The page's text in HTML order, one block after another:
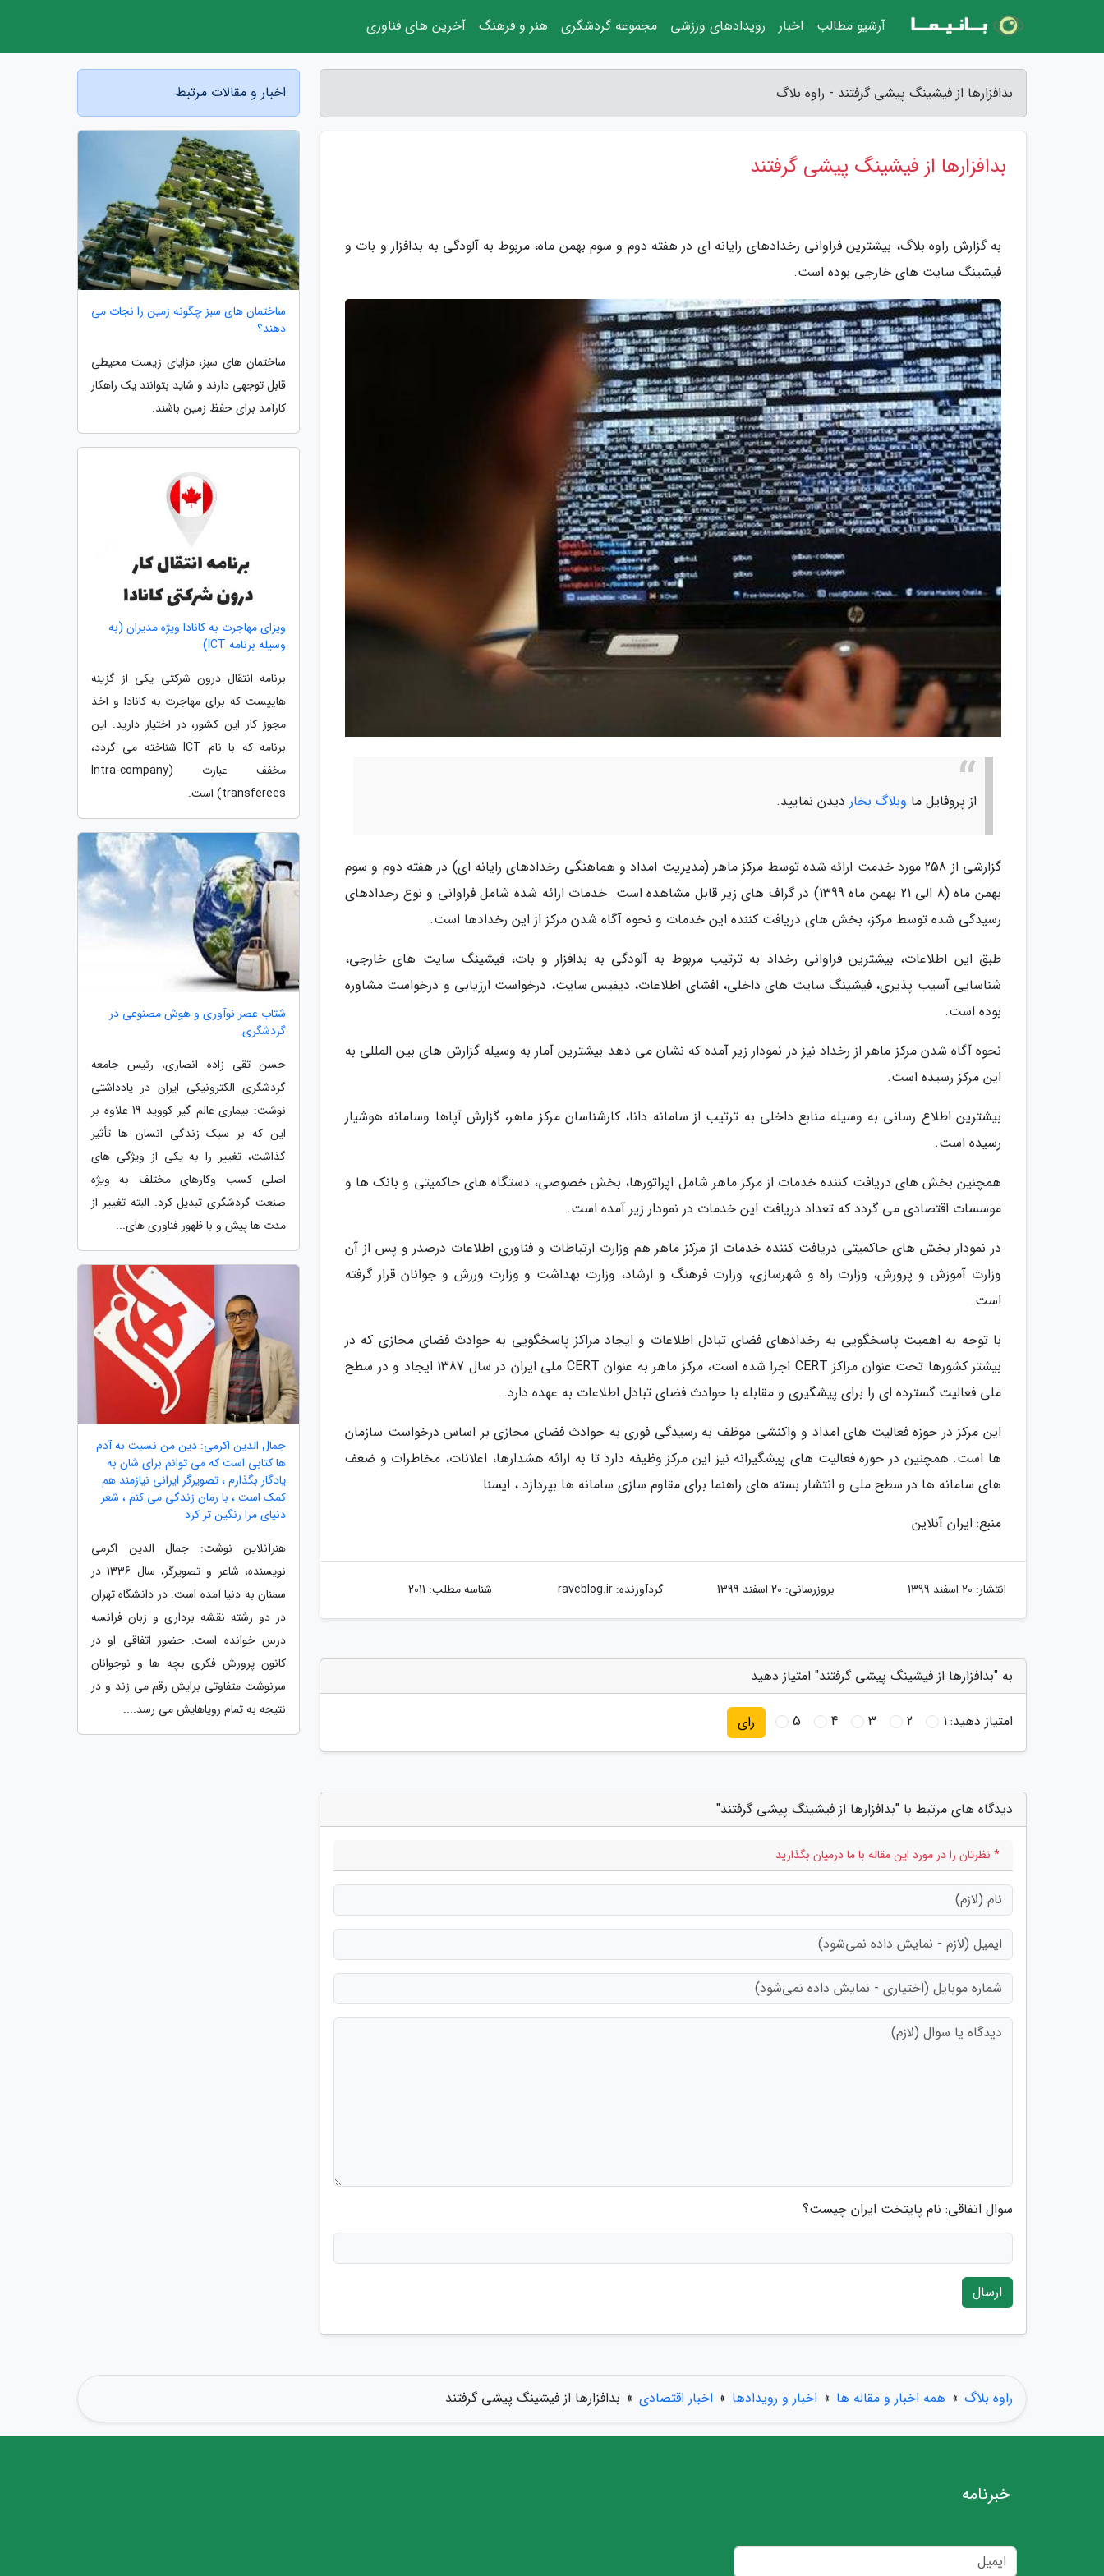
بدافزارها از فیشینگ پیشی گرفتند - راوه بلاگ
بدافزارها از فیشینگ پیشی گرفتند
به گزارش راوه بلاگ، بیشترین فراوانی رخدادهای رایانه ای در هفته دوم و سوم بهمن ماه، مربوط به آلودگی به بدافزار و بات و
فیشینگ سایت های خارجی بوده است.
از پروفایل ما وبلاگ بخار دیدن نمایید.
گزارشی از 258 مورد خدمت ارائه شده توسط مرکز ماهر (مدیریت امداد و هماهنگی رخدادهای رایانه ای) در هفته دوم و سوم
بهمن ماه (8 الی 21 بهمن ماه 1399) در گراف های زیر قابل مشاهده است. خدمات ارائه شده شامل فراوانی و نوع رخدادهای
رسیدگی شده توسط مرکز، بخش های دریافت کننده این خدمات و نحوه آگاه شدن مرکز از این رخدادها است.
طبق این اطلاعات، بیشترین فراوانی رخداد به ترتیب مربوط به آلودگی به بدافزار و بات، فیشینگ سایت های خارجی،
شناسایی آسیب پذیری، فیشینگ سایت های داخلی، افشای اطلاعات، دیفیس سایت، درخواست ارزیابی و درخواست مشاوره
بوده است.
نحوه آگاه شدن مرکز ماهر از رخداد نیز در نمودار زیر آمده که نشان می دهد بیشترین آمار به وسیله گزارش های بین المللی به
این مرکز رسیده است.
بیشترین اطلاع رسانی به وسیله منابع داخلی به ترتیب از سامانه دانا، کارشناسان مرکز ماهر، گزارش آپاها وسامانه هوشیار
رسیده است.
همچنین بخش های دریافت کننده خدمات از مرکز ماهر شامل اپراتورها، بخش خصوصی، دستگاه های حاکمیتی و بانک ها و
موسسات اقتصادی می گردد که تعداد دریافت این خدمات در نمودار زیر آمده است.
در نمودار بخش های حاکمیتی دریافت کننده خدمات از مرکز ماهر هم وزارت ارتباطات و فناوری اطلاعات درصدر و پس از آن
وزارت آموزش و پرورش، وزارت راه و شهرسازی، وزارت فرهنگ و ارشاد، وزارت بهداشت و وزارت ورزش و جوانان قرار گرفته
است.
با توجه به اهمیت پاسخگویی به رخدادهای فضای تبادل اطلاعات و ایجاد مراکز پاسخگویی به حوادث فضای مجازی که در
بیشتر کشورها تحت عنوان مراکز CERT اجرا شده است، مرکز ماهر به عنوان CERT ملی ایران در سال 1387 ایجاد و در سطح
ملی فعالیت گسترده ای را برای پیشگیری و مقابله با حوادث فضای تبادل اطلاعات به عهده دارد.
این مرکز در حوزه فعالیت های امداد و واکنشی موظف به رسیدگی فوری به حوادث فضای مجازی بر اساس درخواست سازمان
ها است. همچنین در حوزه فعالیت های پیشگیرانه نیز این مرکز وظیفه دارد تا به ارائه هشدارها، اعلانات، مخاطرات و ضعف
های سامانه ها در سطح ملی و انتشار بسته های راهنما برای مقاوم سازی سامانه ها بپردازد.، ایسنا
منبع: ایران آنلاین
انتشار: 20 اسفند 1399 بروزرسانی: 20 اسفند 1399 گردآورنده:raveblog.ir شناسه مطلب: 2011
به "بدافزارها از فیشینگ پیشی گرفتند" امتیاز دهید
امتیاز دهید:1
2
3
4
5 رای
دیدگاه های مرتبط با "بدافزارها از فیشینگ پیشی گرفتند"
* نظرتان را در مورد این مقاله با ما درمیان بگذارید
سوال اتفاقی: نام پایتخت ایران چیست؟
ارسال
اخبار و مقالات مرتبط
ساختمان های سبز چگونه زمین را نجات می
دهند؟
ساختمان های سبز، مزایای زیست محیطی
قابل توجهی دارند و شاید بتوانند یک راهکار
کارآمد برای حفظ زمین باشند.
ویزای مهاجرت به کانادا ویژه مدیران (به
وسیله برنامه ICT)
برنامه انتقال درون شرکتی یکی از گزینه
هاییست که برای مهاجرت به کانادا و اخذ
مجوز کار این کشور، در اختیار دارید. این
برنامه که با نام ICT شناخته می گردد،
مخفف عبارت (Intra-company
transferees) است.
شتاب عصر نوآوری و هوش مصنوعی در
گردشگری
حسن تقی زاده انصاری، رئیس جامعه
گردشگری الکترونیکی ایران در یادداشتی
نوشت: بیماری عالم گیر کووید 19 علاوه بر
این که بر سبک زندگی انسان ها تأثیر
گذاشت، تغییر را به یکی از ویژگی های
اصلی کسب وکارهای مختلف به ویژه
صنعت گردشگری تبدیل کرد. البته تغییر از
مدت ها پیش و با ظهور فناوری های...
جمال الدین اکرمی: دین من نسبت به آدم
ها کتابی است که می توانم برای شان به
یادگار بگذارم ، تصویرگر ایرانی نیازمند هم
کمک است ، با رمان زندگی می کنم ، شعر
دنیای مرا رنگین تر کرد
هنرآنلاین نوشت: جمال الدین اکرمی
نویسنده، شاعر و تصویرگر، سال 1336 در
سمنان به دنیا آمده است. در دانشگاه تهران
در دو رشته نقشه برداری و زبان فرانسه
درس خوانده است. حضور اتفاقی او در
کانون پرورش فکری بچه ها و نوجوانان
سرنوشت متفاوتی برایش رقم می زند و در
نتیجه به تمام رویاهایش می رسد....
راوه بلاگ » همه اخبار و مقاله ها » اخبار و رویدادها » اخبار اقتصادی » بدافزارها از فیشینگ پیشی گرفتند
آرشیو مطالب اخبار رویدادهای ورزشی مجموعه گردشگری هنر و فرهنگ آخرین های فناوری
خبرنامه